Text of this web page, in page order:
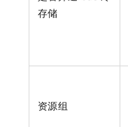
存储
资源组